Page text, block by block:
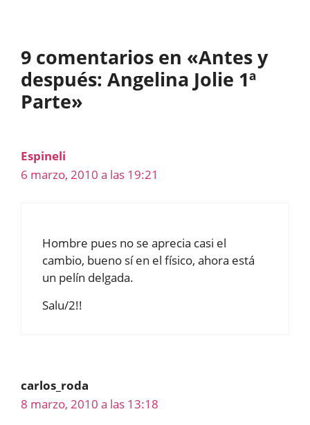
9 comentarios en «Antes y
después: Angelina Jolie 1ª
Parte»
Espineli
6 marzo, 2010 a las 19:21
Hombre pues no se aprecia casi el
cambio, bueno sí en el físico, ahora está
un pelín delgada.
Salu/2!!
carlos_roda
8 marzo, 2010 a las 13:18